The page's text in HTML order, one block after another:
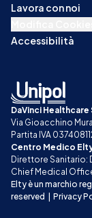
Lavora con noi
Accessibilità
DaVinci Healthcare
Via Gioacchino
Partita IVA
Centro Medico
Direttore
Chief Medical
Elty è un marchio
reserved | Privacy